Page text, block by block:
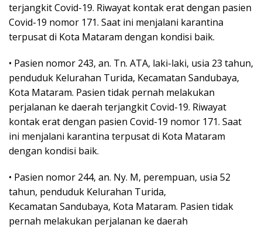
terjangkit Covid-19. Riwayat kontak erat dengan pasien
Covid-19 nomor 171. Saat ini menjalani karantina
terpusat di Kota Mataram dengan kondisi baik.
• Pasien nomor 243, an. Tn. ATA, laki-laki, usia 23 tahun,
penduduk Kelurahan Turida, Kecamatan Sandubaya,
Kota Mataram. Pasien tidak pernah melakukan
perjalanan ke daerah terjangkit Covid-19. Riwayat
kontak erat dengan pasien Covid-19 nomor 171. Saat
ini menjalani karantina terpusat di Kota Mataram
dengan kondisi baik.
• Pasien nomor 244, an. Ny. M, perempuan, usia 52
tahun, penduduk Kelurahan Turida,
Kecamatan Sandubaya, Kota Mataram. Pasien tidak
pernah melakukan perjalanan ke daerah